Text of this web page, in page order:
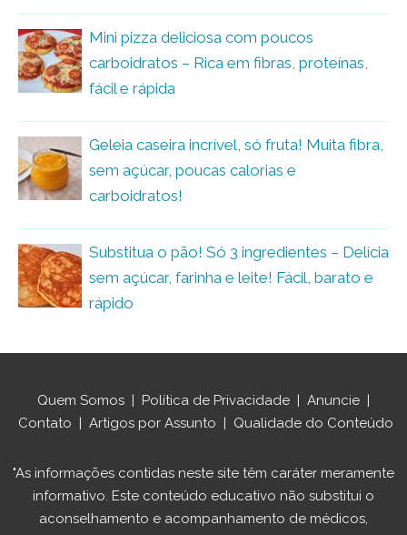
Mini pizza deliciosa com poucos
carboidratos – Rica em fibras, proteínas,
fácil e rápida
Geleia caseira incrível, só fruta! Muita fibra,
sem açúcar, poucas calorias e
carboidratos!
Substitua o pão! Só 3 ingredientes – Delícia
sem açúcar, farinha e leite! Fácil, barato e
rápido
Quem Somos | Política de Privacidade | Anuncie |
Contato | Artigos por Assunto | Qualidade do Conteúdo
"As informações contidas neste site têm caráter meramente
informativo. Este conteúdo educativo não substitui o
aconselhamento e acompanhamento de médicos,